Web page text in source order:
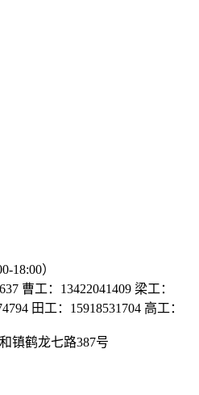
18:00）
曹工：13422041409 梁工：
田工：15918531704 高工：
镇鹤龙七路387号